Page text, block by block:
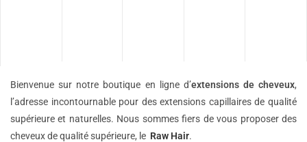
Bienvenue sur notre boutique en ligne d’extensions decheveux,
l’adresse incontournable pour des extensions capillaires de qualité
supérieure et naturelles. Nous sommes fiers de vous proposer des
cheveux de qualité supérieure, le Raw Hair.